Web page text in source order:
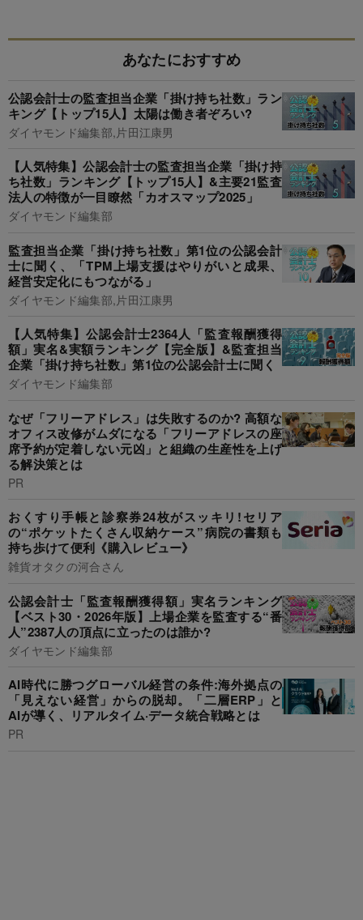
あなたにおすすめ
公認会計士の監査担当企業「掛け持ち社数」ラン
キング【トップ15人】太陽は働き者ぞろい?
ダイヤモンド編集部,片田江康男
【人気特集】公認会計士の監査担当企業「掛け持
ち社数」ランキング【トップ15人】&主要21監査
法人の特徴が一目瞭然「カオスマップ2025」
ダイヤモンド編集部
監査担当企業「掛け持ち社数」第1位の公認会計
士に聞く、「TPM上場支援はやりがいと成果、
経営安定化にもつながる」
ダイヤモンド編集部,片田江康男
【人気特集】公認会計士2364人「監査報酬獲得
額」実名&実額ランキング【完全版】&監査担当
企業「掛け持ち社数」第1位の公認会計士に聞く
ダイヤモンド編集部
なぜ「フリーアドレス」は失敗するのか? 高額な
オフィス改修がムダになる「フリーアドレスの座
席予約が定着しない元凶」と組織の生産性を上げ
る解決策とは
PR
おくすり手帳と診察券24枚がスッキリ!セリア
の“ポケットたくさん収納ケース”病院の書類も
持ち歩けて便利《購入レビュー》
雑貨オタクの河合さん
公認会計士「監査報酬獲得額」実名ランキング
【ベスト30・2026年版】上場企業を監査する“番
人”2387人の頂点に立ったのは誰か?
ダイヤモンド編集部
AI時代に勝つグローバル経営の条件:海外拠点の
「見えない経営」からの脱却。「二層ERP」と
AIが導く、リアルタイム·データ統合戦略とは
PR